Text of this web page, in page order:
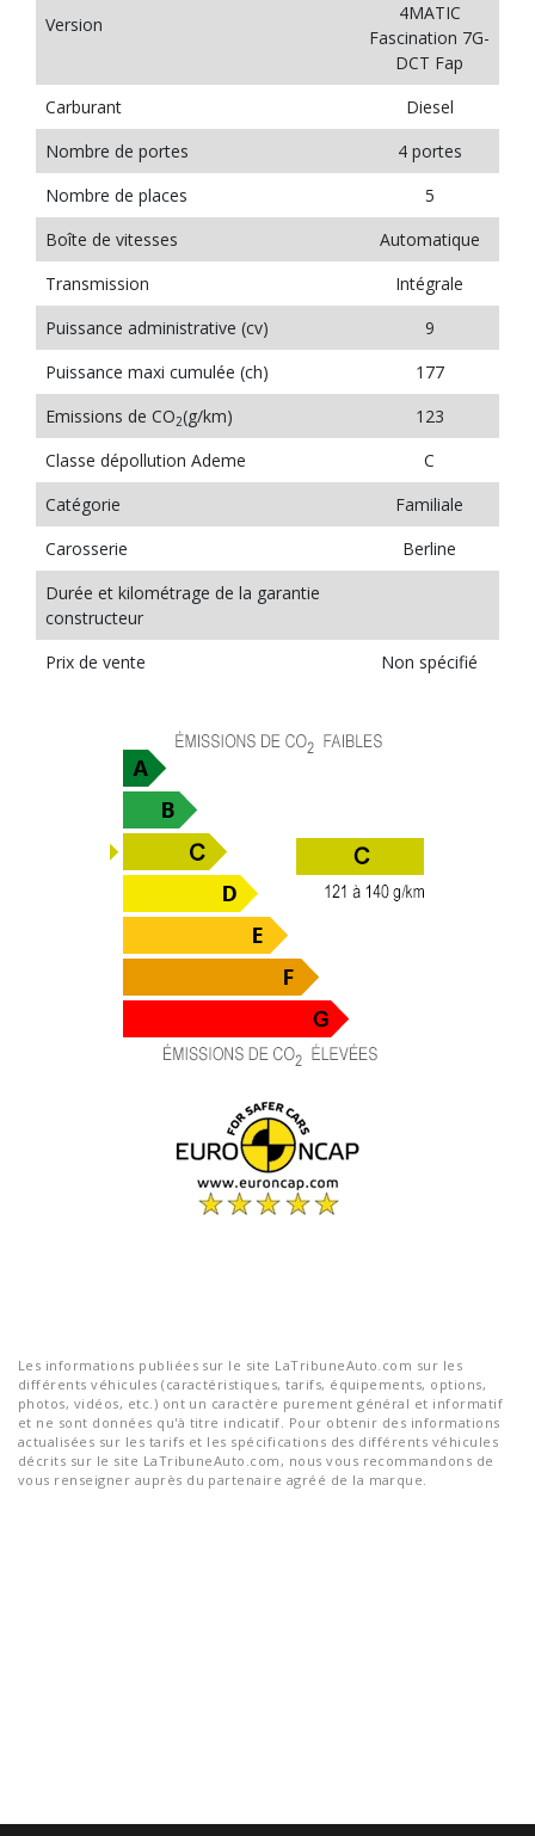
Version
4MATIC
Fascination 7G-
DCT Fap
Carburant
Diesel
Nombre de portes
4 portes
Nombre de places
5
Boîte de vitesses
Automatique
Transmission
Intégrale
Puissance administrative (cv)
9
Puissance maxi cumulée (ch)
177
Emissions de CO2(g/km)
123
Classe dépollution Ademe
C
Catégorie
Familiale
Carosserie
Berline
Durée et kilométrage de la garantie
constructeur
Prix de vente
Non spécifié
Les informations publiées sur le site LaTribuneAuto.com sur les
différents véhicules (caractéristiques, tarifs, équipements, options,
photos, vidéos, etc.) ont un caractère purement général et informatif
et ne sont données qu'à titre indicatif. Pour obtenir des informations
actualisées sur les tarifs et les spécifications des différents véhicules
décrits sur le site LaTribuneAuto.com, nous vous recommandons de
vous renseigner auprès du partenaire agréé de la marque.